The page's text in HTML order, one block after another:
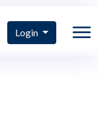
Login